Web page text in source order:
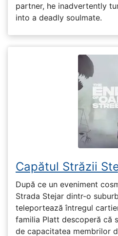
partner, he inadvertently
into a deadly soulmate.
Capătul Străzii
După ce un eveniment
Strada Stejar dintr-o
teleportează întregul
familia Platt descoperă că
de capacitatea membrilor